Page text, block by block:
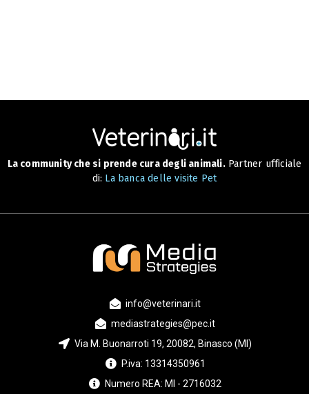
La community che si prende cura degli animali.Partner ufficiale
di: La banca delle visite Pet
info@veterinari.it
mediastrategies@pec.it
Via M. Buonarroti 19, 20082, Binasco (MI)
P.iva: 13314350961
Numero REA: MI - 2716032